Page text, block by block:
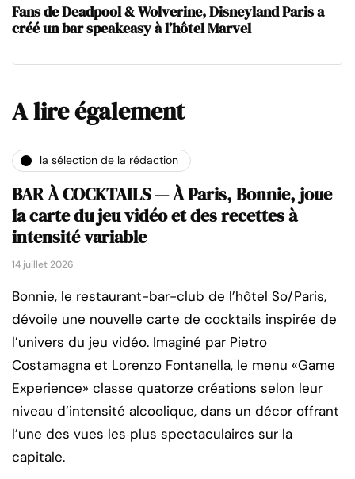
Fans de Deadpool & Wolverine, Disneyland Paris a
créé un bar speakeasy à l’hôtel Marvel
A lire également
la sélection de la rédaction
BAR À COCKTAILS — À Paris, Bonnie, joue
la carte du jeu vidéo et des recettes à
intensité variable
14 juillet 2026
Bonnie, le restaurant-bar-club de l’hôtel So/Paris,
dévoile une nouvelle carte de cocktails inspirée de
l’univers du jeu vidéo. Imaginé par Pietro
Costamagna et Lorenzo Fontanella, le menu «Game
Experience» classe quatorze créations selon leur
niveau d’intensité alcoolique, dans un décor offrant
l’une des vues les plus spectaculaires sur la
capitale.